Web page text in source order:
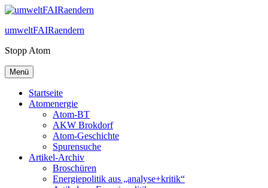
Zum
springen
umweltFAIRaendern
Stopp Atom
Menü
Startseite
Atomenergie
Atom-BT
AKW Brokdorf
Atom-Geschichte
Spurensuche
Artikel-Archiv
Broschüren
Energiepolitik aus „analyse+kritik“